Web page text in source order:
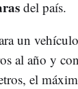
del país.
un
al año y
el